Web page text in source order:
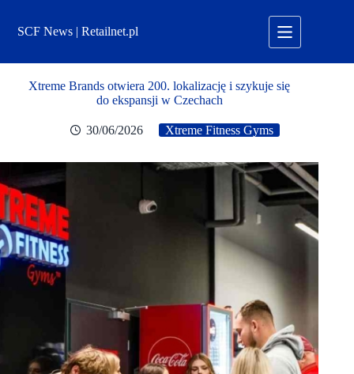
treściSCF News | Retailnet.pl
Xtreme Brands otwiera 200. lokalizację i szykuje się
do ekspansji w Czechach
30/06/2026 Xtreme Fitness Gyms